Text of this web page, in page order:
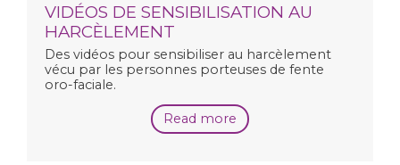
VIDÉOS DE SENSIBILISATION AU
HARCÈLEMENT
Des vidéos pour sensibiliser au harcèlement
vécu par les personnes porteuses de fente
oro-faciale.
Read more